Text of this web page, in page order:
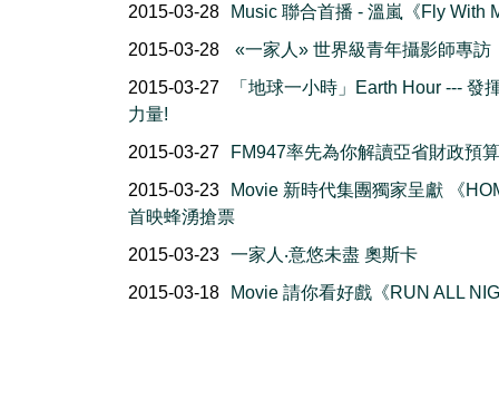
2015-03-28
Music 聯合首播 - 溫嵐《Fly With
2015-03-28
«一家人» 世界級青年攝影師專訪
2015-03-27
「地球一小時」Earth Hour --- 發
力量!
2015-03-27
FM947率先為你解讀亞省財政預
2015-03-23
Movie 新時代集團獨家呈獻 《
首映蜂湧搶票
2015-03-23 一家人‧意悠未盡 奧斯卡
2015-03-18
Movie 請你看好戲《RUN ALL